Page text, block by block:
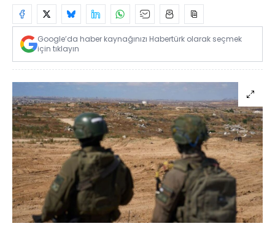
Google’da haber kaynağınızı Habertürk olarak seçmek
için tıklayın